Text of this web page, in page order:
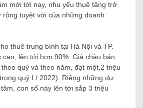
mới tới nay, nhu yếu thuê tăng trở
rộng tuyệt vời của những doanh
thuê trung bình tại Hà Nội và TP.
lên tới hơn 90%. Giá chào bán
quý và theo năm, đạt một,2 triệu
quý I / 2022). Riêng những dự
con số này lên tới sắp 3 triệu